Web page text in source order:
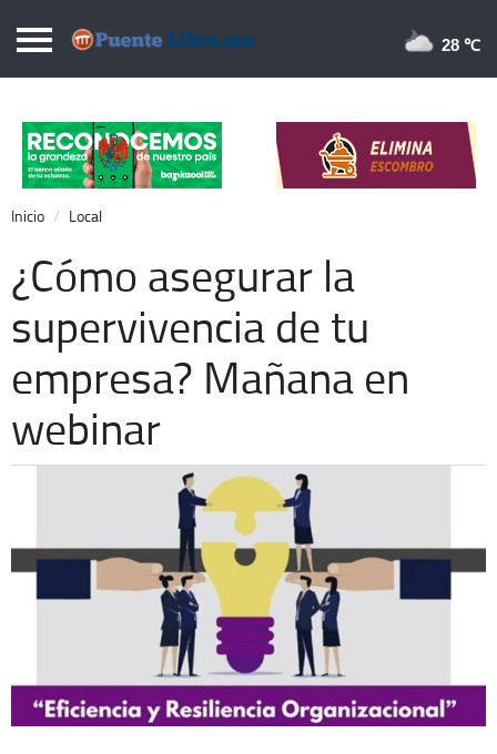
Puentelibre.mx
Local
Nacional
Opinión
Cronos
Economía
Espectáculos
Deportes
Extra +
28 ℃
Inicio Local
¿Cómo asegurar la
supervivencia de tu
empresa? Mañana en
webinar